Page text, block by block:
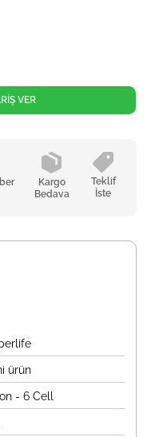
Kargo
Bedava
Teklif
İste
VER
ürün
- 6 Cell